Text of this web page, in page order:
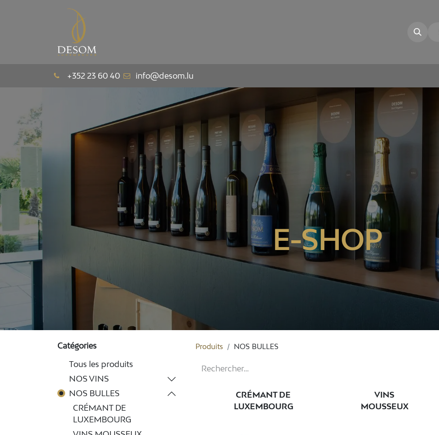
+352 23 60 40 info@desom.lu
E-SHOP
Catégories
Tous les produits
NOS VINS
NOS BULLES
CRÉMANT DE
LUXEMBOURG
Produits NOS BULLES
CRÉMANT DE
LUXEMBOURG
VINS
MOUSSEUX